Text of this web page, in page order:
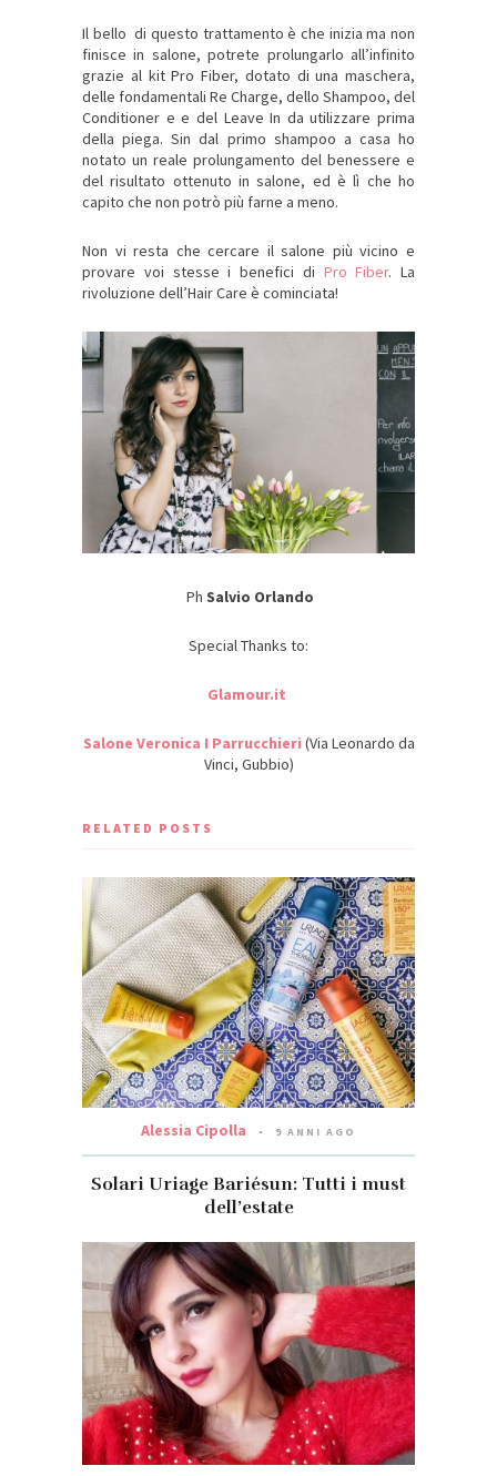
Il bello di questo trattamento è che inizia ma non
finisce in salone, potrete prolungarlo all’infinito
grazie al kit Pro Fiber, dotato di una maschera,
delle fondamentali Re Charge, dello Shampoo, del
Conditioner e e del Leave In da utilizzare prima
della piega. Sin dal primo shampoo a casa ho
notato un reale prolungamento del benessere e
del risultato ottenuto in salone, ed è lì che ho
capito che non potrò più farne a meno.
Non vi resta che cercare il salone più vicino e
provare voi stesse i benefici di Pro Fiber. La
rivoluzione dell’Hair Care è cominciata!
Ph Salvio Orlando
Special Thanks to:
Glamour.it
Salone Veronica I Parrucchieri (Via Leonardo da
Vinci, Gubbio)
RELATED POSTS
Alessia Cipolla 9 ANNI AGO
Solari Uriage Bariésun: Tutti i must
dell’estate